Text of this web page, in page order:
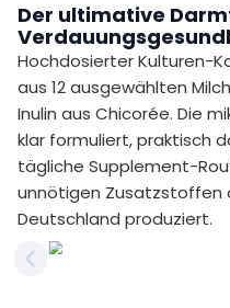
Der ultimative
Hochdosierter Kulturen-
aus 12 ausgewählten
Inulin aus Chicorée. Die
klar formuliert, praktisch
tägliche Supplement-
unnötigen Zusatzstoffen
Deutschland produziert.
Previous slide